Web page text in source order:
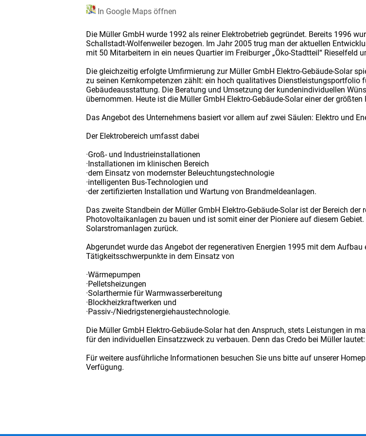
In Google Maps öffnen
Die Müller GmbH wurde 1992 als reiner Elektrobetrieb gegründet. Bereits 1996
Schallstadt-Wolfenweiler bezogen. Im Jahr 2005 trug man der aktuellen
mit 50 Mitarbeitern in ein neues Quartier im Freiburger „Öko-Stadtteil“ Rieselfeld
Die gleichzeitig erfolgte Umfirmierung zur Müller GmbH Elektro-Gebäude-Solar
zu seinen Kernkompetenzen zählt: ein hoch qualitatives Dienstleistungsportfolio
Gebäudeausstattung. Die Beratung und Umsetzung der kundenindividuellen
übernommen. Heute ist die Müller GmbH Elektro-Gebäude-Solar einer der
Das Angebot des Unternehmens basiert vor allem auf zwei Säulen: Elektro und
Der Elektrobereich umfasst dabei
·Groß- und Industrieinstallationen
·Installationen im klinischen Bereich
·dem Einsatz von modernster Beleuchtungstechnologie
·intelligenten Bus-Technologien und
·der zertifizierten Installation und Wartung von Brandmeldeanlagen.
Das zweite Standbein der Müller GmbH Elektro-Gebäude-Solar ist der Bereich
Photovoltaikanlagen zu bauen und ist somit einer der Pioniere auf diesem
Solarstromanlagen zurück.
Abgerundet wurde das Angebot der regenerativen Energien 1995 mit dem
Tätigkeitsschwerpunkte in dem Einsatz von
·Wärmepumpen
·Pelletsheizungen
·Solarthermie für Warmwasserbereitung
·Blockheizkraftwerken und
·Passiv-/Niedrigstenergiehaustechnologie.
Die Müller GmbH Elektro-Gebäude-Solar hat den Anspruch, stets Leistungen in
für den individuellen Einsatzzweck zu verbauen. Denn das Credo bei Müller
Für weitere ausführliche Informationen besuchen Sie uns bitte auf unserer
Verfügung.